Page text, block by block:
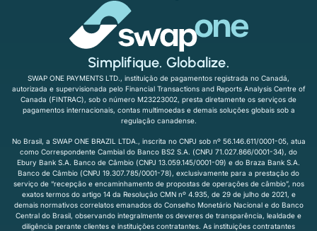
Simplifique. Globalize.
SWAP ONE PAYMENTS LTD., instituição de pagamentos registrada no Canadá,
autorizada e supervisionada pelo Financial Transactions and Reports Analysis Centre of
Canada (FINTRAC), sob o número M23223002, presta diretamente os serviços de
pagamentos internacionais, contas multimoedas e demais soluções globais sob a
regulação canadense.
No Brasil, a SWAP ONE BRAZIL LTDA., inscrita no CNPJ sob nº 56.146.611/0001-05, atua
como Correspondente Cambial do Banco BS2 S.A. (CNPJ 71.027.866/0001-34), do
Ebury Bank S.A. Banco de Câmbio (CNPJ 13.059.145/0001-09) e do Braza Bank S.A.
Banco de Câmbio (CNPJ 19.307.785/0001-78), exclusivamente para a prestação do
serviço de “recepção e encaminhamento de propostas de operações de câmbio”, nos
exatos termos do artigo 14 da Resolução CMN nº 4.935, de 29 de julho de 2021, e
demais normativos correlatos emanados do Conselho Monetário Nacional e do Banco
Central do Brasil, observando integralmente os deveres de transparência, lealdade e
diligência perante clientes e instituições contratantes. As instituições contratantes